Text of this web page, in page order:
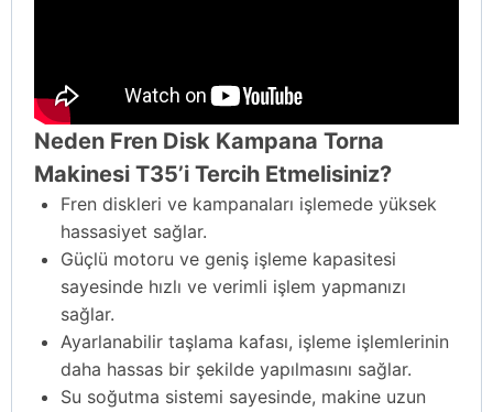
Neden Fren Disk Kampana Torna
Makinesi T35’i Tercih Etmelisiniz?
Fren diskleri ve kampanaları işlemede yüksek
hassasiyet sağlar.
Güçlü motoru ve geniş işleme kapasitesi
sayesinde hızlı ve verimli işlem yapmanızı
sağlar.
Ayarlanabilir taşlama kafası, işleme işlemlerinin
daha hassas bir şekilde yapılmasını sağlar.
Su soğutma sistemi sayesinde, makine uzun